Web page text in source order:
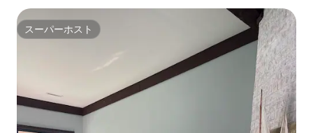
スーパーホスト
スーパーホスト